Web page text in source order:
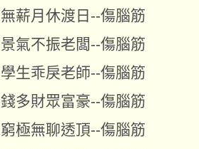
無薪月休渡日--傷腦筋
景氣不振老闆--傷腦筋
學生乖戾老師--傷腦筋
錢多財眾富豪--傷腦筋
窮極無聊透頂--傷腦筋